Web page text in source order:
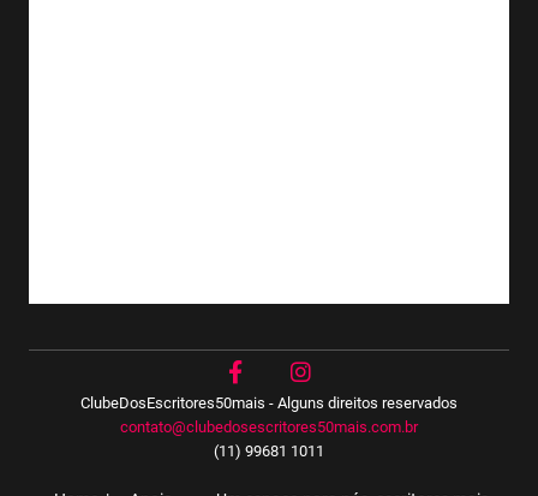
ClubeDosEscritores50mais - Alguns direitos reservados
contato@clubedosescritores50mais.com.br
(11) 99681 1011